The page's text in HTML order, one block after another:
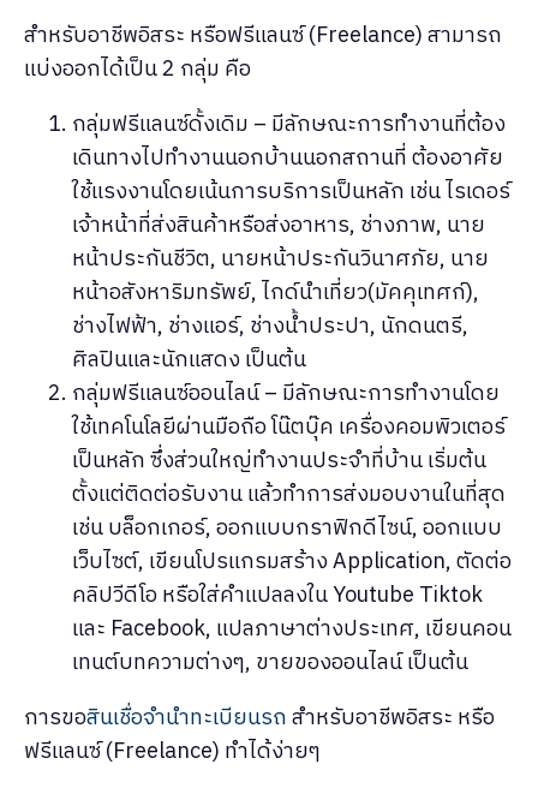
สำหรับอาชีพอิสระ หรือฟรีแลนซ์ (Freelance) สามารถ
แบ่งออกได้เป็น 2 กลุ่ม คือ
กลุ่มฟรีแลนซ์ดั้งเดิม – มีลักษณะการทำงานที่ต้อง
เดินทางไปทำงานนอกบ้านนอกสถานที่ ต้องอาศัย
ใช้แรงงานโดยเน้นการบริการเป็นหลัก เช่น ไรเดอร์
เจ้าหน้าที่ส่งสินค้าหรือส่งอาหาร, ช่างภาพ, นาย
หน้าประกันชีวิต, นายหน้าประกันวินาศภัย, นาย
หน้าอสังหาริมทรัพย์, ไกด์นำเที่ยว(มัคคุเทศก์),
ช่างไฟฟ้า, ช่างแอร์, ช่างน้ำประปา, นักดนตรี,
ศิลปินและนักแสดง เป็นต้น
กลุ่มฟรีแลนซ์ออนไลน์ – มีลักษณะการทำงานโดย
ใช้เทคโนโลยีผ่านมือถือ โน๊ตบุ๊ค เครื่องคอมพิวเตอร์
เป็นหลัก ซึ่งส่วนใหญ่ทำงานประจำที่บ้าน เริ่มต้น
ตั้งแต่ติดต่อรับงาน แล้วทำการส่งมอบงานในที่สุด
เช่น บล็อกเกอร์, ออกแบบกราฟิกดีไซน์, ออกแบบ
เว็บไซต์, เขียนโปรแกรมสร้าง Application, ตัดต่อ
คลิปวีดีโอ หรือใส่คำแปลลงใน Youtube Tiktok
และ Facebook, แปลภาษาต่างประเทศ, เขียนคอน
เทนต์บทความต่างๆ, ขายของออนไลน์ เป็นต้น
การขอสินเชื่อจำนำทะเบียนรถสำหรับอาชีพอิสระ หรือ
ฟรีแลนซ์ (Freelance) ทำได้ง่ายๆ